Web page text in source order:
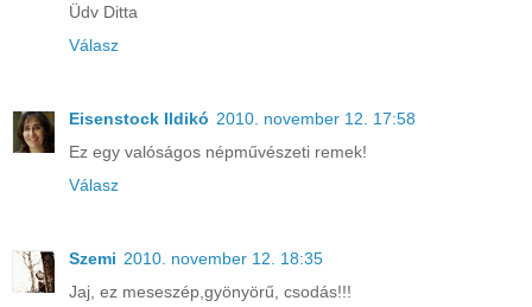
Üdv Ditta
Válasz
Eisenstock Ildikó 2010. november 12. 17:58
Ez egy valóságos népművészeti remek!
Válasz
Szemi 2010. november 12. 18:35
Jaj, ez meseszép,gyönyörű, csodás!!!